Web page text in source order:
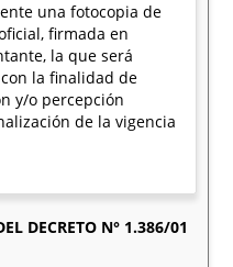
una fotocopia de
firmada en
la que será
la finalidad de
y/o percepción
de la vigencia
DECRETO N° 1.386/01